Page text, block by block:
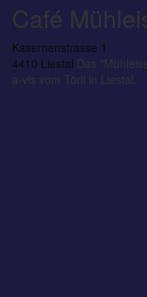
Café
Kasernenstrasse 1
4410 Liestal Das
a-vis vom Törli in Liestal.